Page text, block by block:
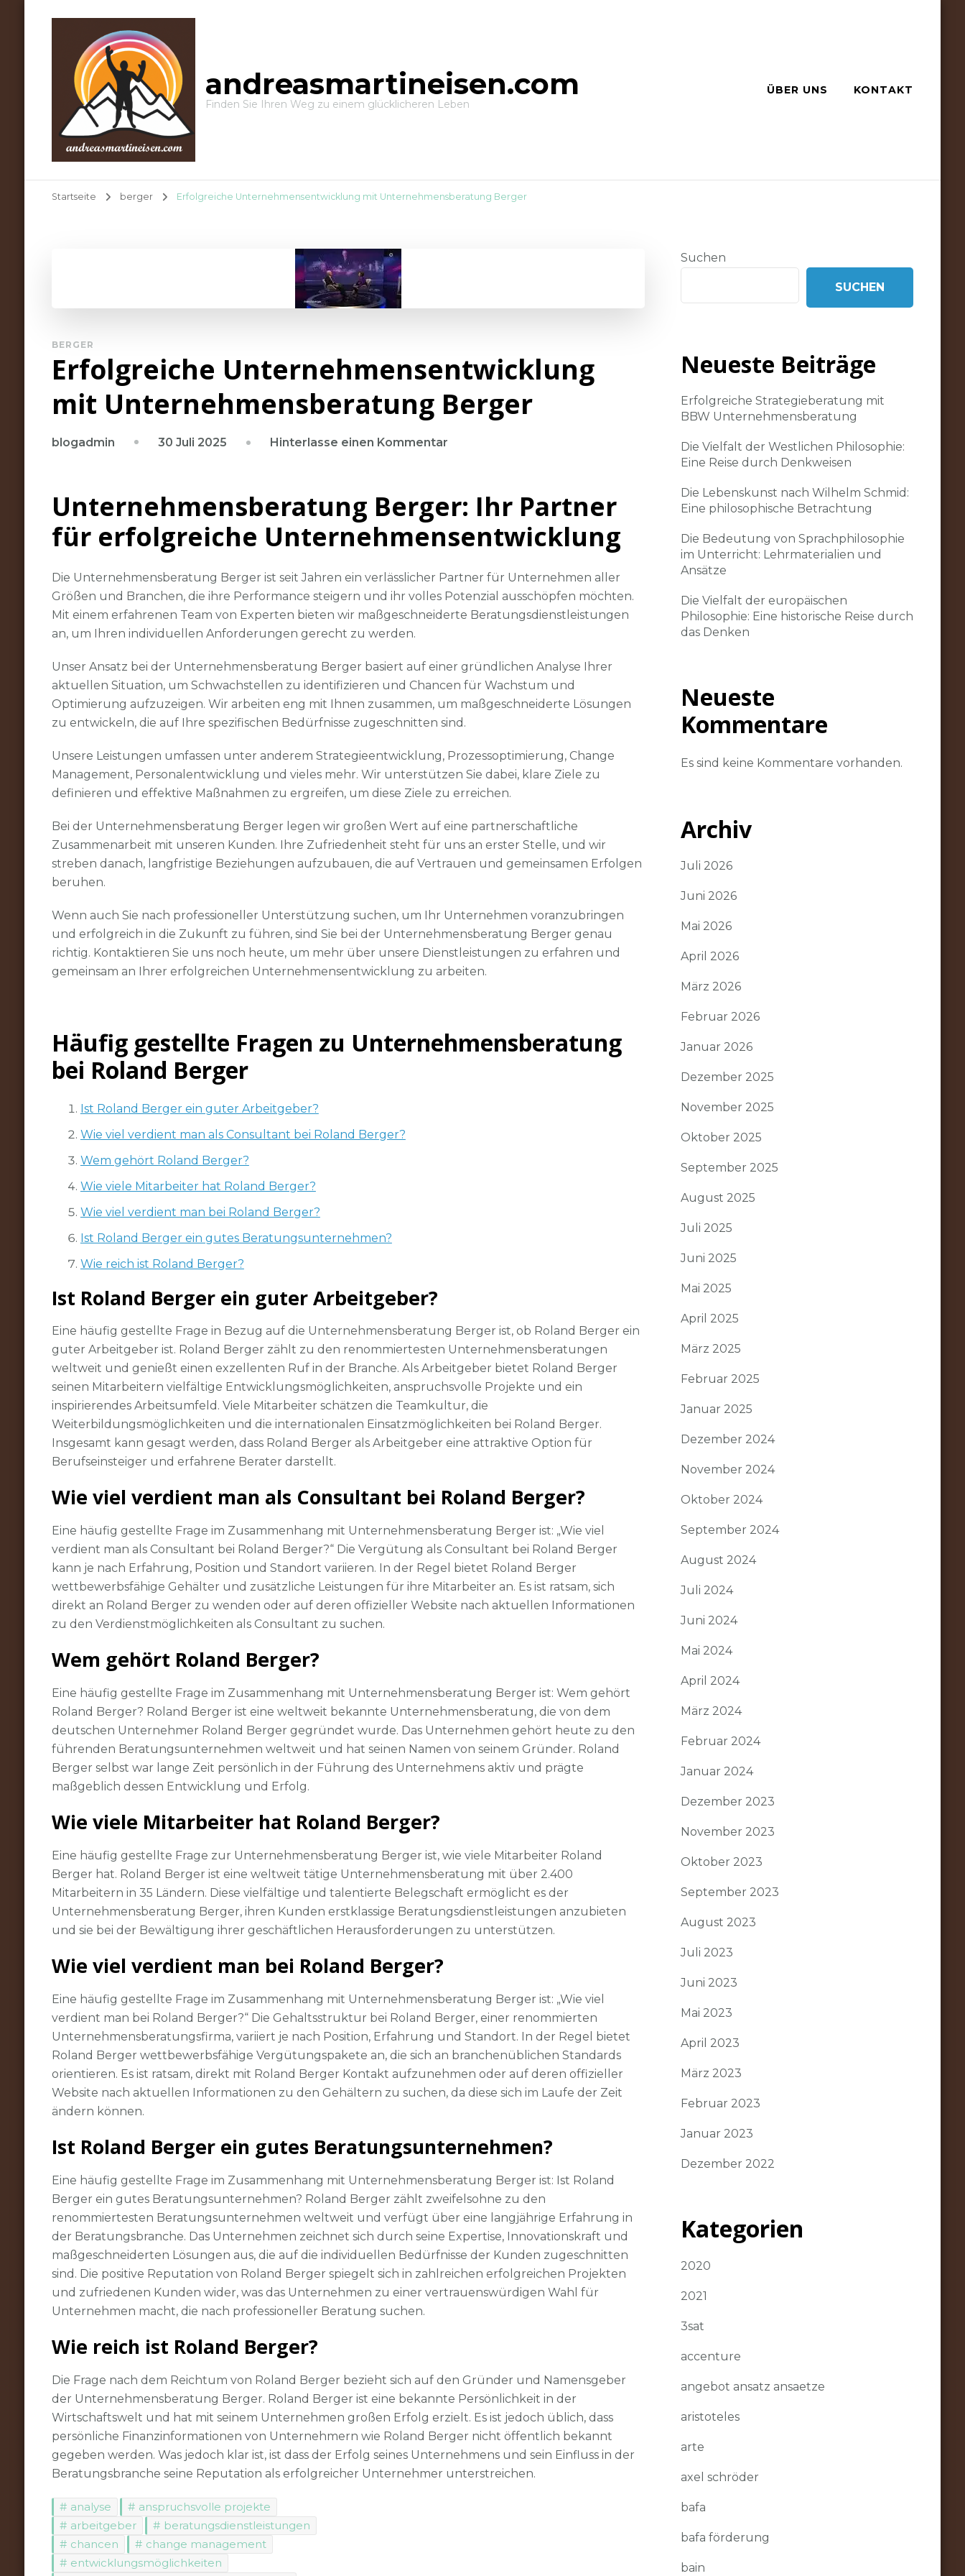
andreasmartineisen.com
Finden Sie Ihren Weg zu einem glücklicheren Leben
ÜBER UNS KONTAKT
Startseite berger Erfolgreiche Unternehmensentwicklung mit Unternehmensberatung Berger
BERGER
Erfolgreiche Unternehmensentwicklung
mit Unternehmensberatung Berger
blogadmin 30 Juli 2025 Hinterlasse einen Kommentarzu
Unternehmensberatung
Berger
Unternehmensberatung Berger: Ihr Partner
für erfolgreiche Unternehmensentwicklung
Die Unternehmensberatung Berger ist seit Jahren ein verlässlicher Partner für Unternehmen aller
Größen und Branchen, die ihre Performance steigern und ihr volles Potenzial ausschöpfen möchten.
Mit einem erfahrenen Team von Experten bieten wir maßgeschneiderte Beratungsdienstleistungen
an, um Ihren individuellen Anforderungen gerecht zu werden.
Unser Ansatz bei der Unternehmensberatung Berger basiert auf einer gründlichen Analyse Ihrer
aktuellen Situation, um Schwachstellen zu identifizieren und Chancen für Wachstum und
Optimierung aufzuzeigen. Wir arbeiten eng mit Ihnen zusammen, um maßgeschneiderte Lösungen
zu entwickeln, die auf Ihre spezifischen Bedürfnisse zugeschnitten sind.
Unsere Leistungen umfassen unter anderem Strategieentwicklung, Prozessoptimierung, Change
Management, Personalentwicklung und vieles mehr. Wir unterstützen Sie dabei, klare Ziele zu
definieren und effektive Maßnahmen zu ergreifen, um diese Ziele zu erreichen.
Bei der Unternehmensberatung Berger legen wir großen Wert auf eine partnerschaftliche
Zusammenarbeit mit unseren Kunden. Ihre Zufriedenheit steht für uns an erster Stelle, und wir
streben danach, langfristige Beziehungen aufzubauen, die auf Vertrauen und gemeinsamen Erfolgen
beruhen.
Wenn auch Sie nach professioneller Unterstützung suchen, um Ihr Unternehmen voranzubringen
und erfolgreich in die Zukunft zu führen, sind Sie bei der Unternehmensberatung Berger genau
richtig. Kontaktieren Sie uns noch heute, um mehr über unsere Dienstleistungen zu erfahren und
gemeinsam an Ihrer erfolgreichen Unternehmensentwicklung zu arbeiten.
Häufig gestellte Fragen zu Unternehmensberatung
bei Roland Berger
Ist Roland Berger ein guter Arbeitgeber?
Wie viel verdient man als Consultant bei Roland Berger?
Wem gehört Roland Berger?
Wie viele Mitarbeiter hat Roland Berger?
Wie viel verdient man bei Roland Berger?
Ist Roland Berger ein gutes Beratungsunternehmen?
Wie reich ist Roland Berger?
Ist Roland Berger ein guter Arbeitgeber?
Eine häufig gestellte Frage in Bezug auf die Unternehmensberatung Berger ist, ob Roland Berger ein
guter Arbeitgeber ist. Roland Berger zählt zu den renommiertesten Unternehmensberatungen
weltweit und genießt einen exzellenten Ruf in der Branche. Als Arbeitgeber bietet Roland Berger
seinen Mitarbeitern vielfältige Entwicklungsmöglichkeiten, anspruchsvolle Projekte und ein
inspirierendes Arbeitsumfeld. Viele Mitarbeiter schätzen die Teamkultur, die
Weiterbildungsmöglichkeiten und die internationalen Einsatzmöglichkeiten bei Roland Berger.
Insgesamt kann gesagt werden, dass Roland Berger als Arbeitgeber eine attraktive Option für
Berufseinsteiger und erfahrene Berater darstellt.
Wie viel verdient man als Consultant bei Roland Berger?
Eine häufig gestellte Frage im Zusammenhang mit Unternehmensberatung Berger ist: „Wie viel
verdient man als Consultant bei Roland Berger?“ Die Vergütung als Consultant bei Roland Berger
kann je nach Erfahrung, Position und Standort variieren. In der Regel bietet Roland Berger
wettbewerbsfähige Gehälter und zusätzliche Leistungen für ihre Mitarbeiter an. Es ist ratsam, sich
direkt an Roland Berger zu wenden oder auf deren offizieller Website nach aktuellen Informationen
zu den Verdienstmöglichkeiten als Consultant zu suchen.
Wem gehört Roland Berger?
Eine häufig gestellte Frage im Zusammenhang mit Unternehmensberatung Berger ist: Wem gehört
Roland Berger? Roland Berger ist eine weltweit bekannte Unternehmensberatung, die von dem
deutschen Unternehmer Roland Berger gegründet wurde. Das Unternehmen gehört heute zu den
führenden Beratungsunternehmen weltweit und hat seinen Namen von seinem Gründer. Roland
Berger selbst war lange Zeit persönlich in der Führung des Unternehmens aktiv und prägte
maßgeblich dessen Entwicklung und Erfolg.
Wie viele Mitarbeiter hat Roland Berger?
Eine häufig gestellte Frage zur Unternehmensberatung Berger ist, wie viele Mitarbeiter Roland
Berger hat. Roland Berger ist eine weltweit tätige Unternehmensberatung mit über 2.400
Mitarbeitern in 35 Ländern. Diese vielfältige und talentierte Belegschaft ermöglicht es der
Unternehmensberatung Berger, ihren Kunden erstklassige Beratungsdienstleistungen anzubieten
und sie bei der Bewältigung ihrer geschäftlichen Herausforderungen zu unterstützen.
Wie viel verdient man bei Roland Berger?
Eine häufig gestellte Frage im Zusammenhang mit Unternehmensberatung Berger ist: „Wie viel
verdient man bei Roland Berger?“ Die Gehaltsstruktur bei Roland Berger, einer renommierten
Unternehmensberatungsfirma, variiert je nach Position, Erfahrung und Standort. In der Regel bietet
Roland Berger wettbewerbsfähige Vergütungspakete an, die sich an branchenüblichen Standards
orientieren. Es ist ratsam, direkt mit Roland Berger Kontakt aufzunehmen oder auf deren offizieller
Website nach aktuellen Informationen zu den Gehältern zu suchen, da diese sich im Laufe der Zeit
ändern können.
Ist Roland Berger ein gutes Beratungsunternehmen?
Eine häufig gestellte Frage im Zusammenhang mit Unternehmensberatung Berger ist: Ist Roland
Berger ein gutes Beratungsunternehmen? Roland Berger zählt zweifelsohne zu den
renommiertesten Beratungsunternehmen weltweit und verfügt über eine langjährige Erfahrung in
der Beratungsbranche. Das Unternehmen zeichnet sich durch seine Expertise, Innovationskraft und
maßgeschneiderten Lösungen aus, die auf die individuellen Bedürfnisse der Kunden zugeschnitten
sind. Die positive Reputation von Roland Berger spiegelt sich in zahlreichen erfolgreichen Projekten
und zufriedenen Kunden wider, was das Unternehmen zu einer vertrauenswürdigen Wahl für
Unternehmen macht, die nach professioneller Beratung suchen.
Wie reich ist Roland Berger?
Die Frage nach dem Reichtum von Roland Berger bezieht sich auf den Gründer und Namensgeber
der Unternehmensberatung Berger. Roland Berger ist eine bekannte Persönlichkeit in der
Wirtschaftswelt und hat mit seinem Unternehmen großen Erfolg erzielt. Es ist jedoch üblich, dass
persönliche Finanzinformationen von Unternehmern wie Roland Berger nicht öffentlich bekannt
gegeben werden. Was jedoch klar ist, ist dass der Erfolg seines Unternehmens und sein Einfluss in der
Beratungsbranche seine Reputation als erfolgreicher Unternehmer unterstreichen.
analyse
anspruchsvolle projekte
arbeitgeber
beratungsdienstleistungen
chancen
change management
entwicklungsmöglichkeiten
Suchen
SUCHEN
Neueste Beiträge
Erfolgreiche Strategieberatung mit
BBW Unternehmensberatung
Die Vielfalt der Westlichen Philosophie:
Eine Reise durch Denkweisen
Die Lebenskunst nach Wilhelm Schmid:
Eine philosophische Betrachtung
Die Bedeutung von Sprachphilosophie
im Unterricht: Lehrmaterialien und
Ansätze
Die Vielfalt der europäischen
Philosophie: Eine historische Reise durch
das Denken
Neueste
Kommentare
Es sind keine Kommentare vorhanden.
Archiv
Juli 2026
Juni 2026
Mai 2026
April 2026
März 2026
Februar 2026
Januar 2026
Dezember 2025
November 2025
Oktober 2025
September 2025
August 2025
Juli 2025
Juni 2025
Mai 2025
April 2025
März 2025
Februar 2025
Januar 2025
Dezember 2024
November 2024
Oktober 2024
September 2024
August 2024
Juli 2024
Juni 2024
Mai 2024
April 2024
März 2024
Februar 2024
Januar 2024
Dezember 2023
November 2023
Oktober 2023
September 2023
August 2023
Juli 2023
Juni 2023
Mai 2023
April 2023
März 2023
Februar 2023
Januar 2023
Dezember 2022
Kategorien
2020
2021
3sat
accenture
angebot ansatz ansaetze
aristoteles
arte
axel schröder
bafa
bafa förderung
bain